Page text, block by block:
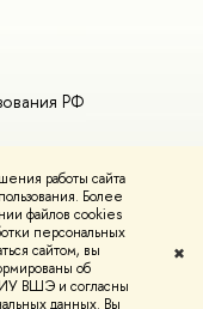
работы сайта
Более
файлов cookies
персональных
сайтом, вы
об
ВШЭ и согласны
данных. Вы
✖
РФ
Условия